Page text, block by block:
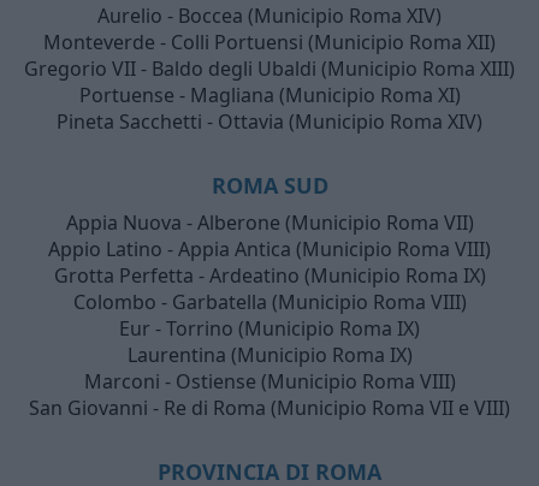
Aurelio - Boccea (Municipio Roma XIV)
Monteverde - Colli Portuensi (Municipio Roma XII)
Gregorio VII - Baldo degli Ubaldi (Municipio Roma XIII)
Portuense - Magliana (Municipio Roma XI)
Pineta Sacchetti - Ottavia (Municipio Roma XIV)
ROMA SUD
Appia Nuova - Alberone (Municipio Roma VII)
Appio Latino - Appia Antica (Municipio Roma VIII)
Grotta Perfetta - Ardeatino (Municipio Roma IX)
Colombo - Garbatella (Municipio Roma VIII)
Eur - Torrino (Municipio Roma IX)
Laurentina (Municipio Roma IX)
Marconi - Ostiense (Municipio Roma VIII)
San Giovanni - Re di Roma (Municipio Roma VII e VIII)
PROVINCIA DI ROMA